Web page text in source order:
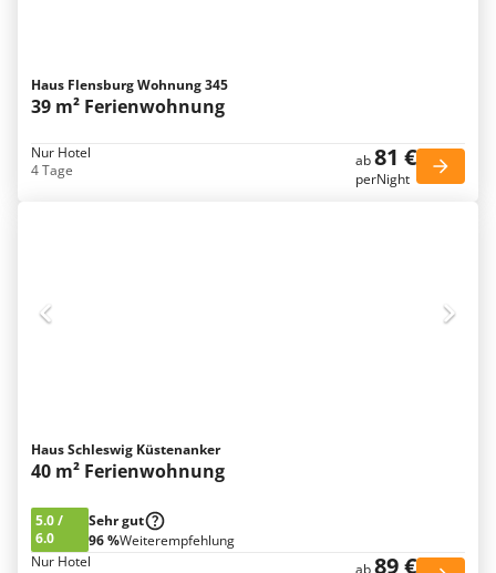
Haus Flensburg Wohnung 345
39 m² Ferienwohnung
Nur Hotel
4 Tage
ab81 €
perNight
Haus Schleswig Küstenanker
40 m² Ferienwohnung
5.0/
6.0
Sehr gut
96 %Weiterempfehlung
Nur Hotel
ab89 €